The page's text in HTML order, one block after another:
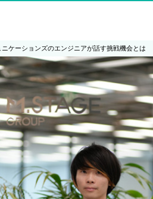
ケーションズのエンジニアが話す挑戦機会とは